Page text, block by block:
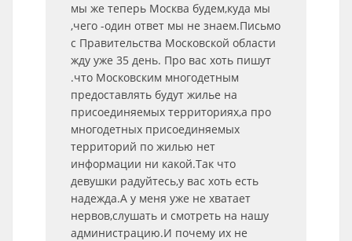
мы же теперь Москва будем,куда мы
,чего -один ответ мы не знаем.Письмо
с Правительства Московской области
жду уже 35 день. Про вас хоть пишут
.что Московским многодетным
предоставлять будут жилье на
присоединяемых территориях,а про
многодетных присоединяемых
территорий по жилью нет
информации ни какой.Так что
девушки радуйтесь,у вас хоть есть
надежда.А у меня уже не хватает
нервов,слушать и смотреть на нашу
администрацию.И почему их не